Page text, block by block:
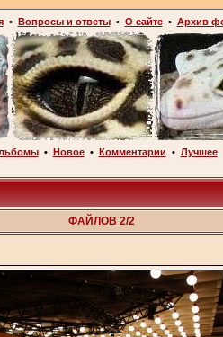
• Вопросы и ответы• О сайте• Архив
• Новое• Комментарии • Лучшее
ФАЙЛОВ 2/2